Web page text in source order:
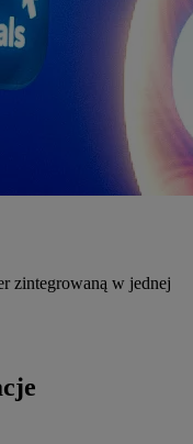
zintegrowaną w jednej